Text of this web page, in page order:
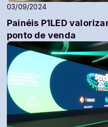
03/09/2024
Painéis P1LED
ponto de venda